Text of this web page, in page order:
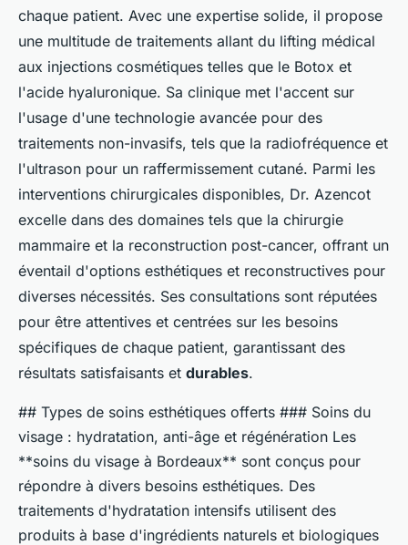
chaque patient. Avec une expertise solide, il propose
une multitude de traitements allant du lifting médical
aux injections cosmétiques telles que le Botox et
l'acide hyaluronique. Sa clinique met l'accent sur
l'usage d'une technologie avancée pour des
traitements non-invasifs, tels que la radiofréquence et
l'ultrason pour un raffermissement cutané. Parmi les
interventions chirurgicales disponibles, Dr. Azencot
excelle dans des domaines tels que la chirurgie
mammaire et la reconstruction post-cancer, offrant un
éventail d'options esthétiques et reconstructives pour
diverses nécessités. Ses consultations sont réputées
pour être attentives et centrées sur les besoins
spécifiques de chaque patient, garantissant des
résultats satisfaisants et durables.
## Types de soins esthétiques offerts ### Soins du
visage : hydratation, anti-âge et régénération Les
**soins du visage à Bordeaux** sont conçus pour
répondre à divers besoins esthétiques. Des
traitements d'hydratation intensifs utilisent des
produits à base d'ingrédients naturels et biologiques